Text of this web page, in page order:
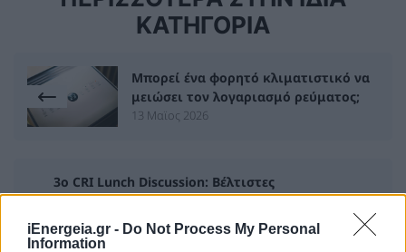
iEnergeia.gr - Do Not Process My Personal
Information
ΚΑΤΗΓΟΡΙΑ
Μπορεί ένα φορητό κλιματιστικό να
μειώσει τον λογαριασμό ρεύματος;
13 Μαϊος 2026
3ο CRI Lunch Discussion: Βέλτιστες
πρακτικές προς τη Βιωσιμότητα για
τον Δημόσιο Τομέα και τις
Μικρομεσαίες επιχειρήσεις